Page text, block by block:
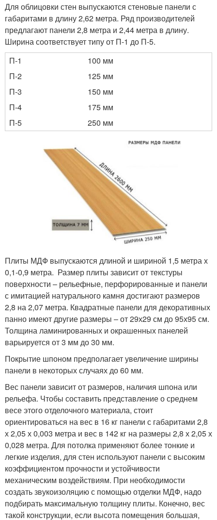
Для облицовки стен выпускаются стеновые панели с
габаритами в длину 2,62 метра. Ряд производителей
предлагают панели 2,8 метра и 2,44 метра в длину.
Ширина соответствует типу от П-1 до П-5.
П-1
100 мм
П-2
125 мм
П-3
150 мм
П-4
175 мм
П-5
250 мм
Плиты МДФ выпускаются длиной и шириной 1,5 метра х
0,1-0,9 метра. Размер плиты зависит от текстуры
поверхности – рельефные, перфорированные и панели
с имитацией натурального камня достигают размеров
2,8 на 2,07 метра. Квадратные панели для декоративных
панно имеют другие размеры – от 29х29 см до 95х95 см.
Толщина ламинированных и окрашенных панелей
варьируется от 3 мм до 30 мм.
Покрытие шпоном предполагает увеличение ширины
панели в некоторых случаях до 60 мм.
Вес панели зависит от размеров, наличия шпона или
рельефа. Чтобы составить представление о среднем
весе этого отделочного материала, стоит
ориентироваться на вес в 16 кг панели с габаритами 2,8
х 2,05 х 0,003 метра и вес в 142 кг на размеры 2,8 х 2,05 х
0,028 метра. Для потолка применяют более тонкие и
легкие изделия, для стен используют панели с высоким
коэффициентом прочности и устойчивости
механическим воздействиям. При необходимости
создать звукоизоляцию с помощью отделки МДФ, надо
подбирать максимальную толщину плиты. Конечно, вес
такой конструкции, если высота помещения большая,